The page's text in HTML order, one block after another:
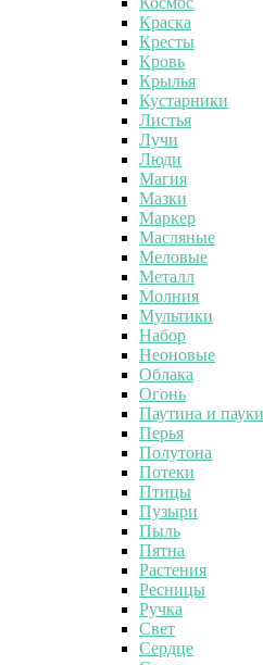
Краска
Кресты
Кровь
Крылья
Кустарники
Листья
Лучи
Люди
Магия
Мазки
Маркер
Масляные
Меловые
Металл
Молния
Мультики
Набор
Неоновые
Облака
Огонь
Паутина и пауки
Перья
Полутона
Потеки
Птицы
Пузыри
Пыль
Пятна
Растения
Ресницы
Ручка
Свет
Сердце